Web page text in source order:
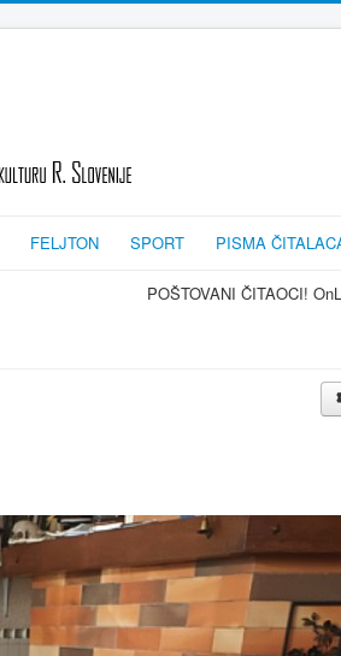
FELJTON SPORT PISMA
POŠTOVANI ČITAOCI! OnLine časopis